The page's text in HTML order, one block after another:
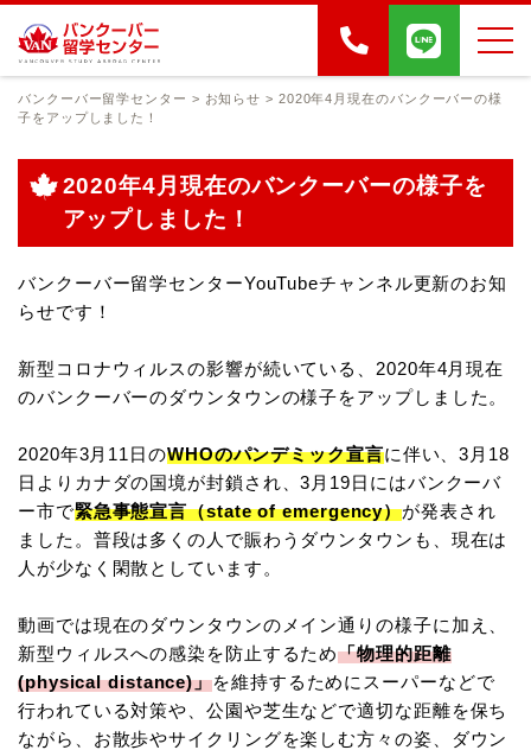
バンクーバー留学センター > お知らせ > 2020年4月現在のバンクーバーの様
子をアップしました！
2020年4月現在のバンクーバーの様子を
アップしました！
バンクーバー留学センターYouTubeチャンネル更新のお知
らせです！
新型コロナウィルスの影響が続いている、2020年4月現在
のバンクーバーのダウンタウンの様子をアップしました。
2020年3月11日のWHOのパンデミック宣言に伴い、3月18
日よりカナダの国境が封鎖され、3月19日にはバンクーバ
ー市で緊急事態宣言（state of emergency）が発表され
ました。普段は多くの人で賑わうダウンタウンも、現在は
人が少なく閑散としています。
動画では現在のダウンタウンのメイン通りの様子に加え、
新型ウィルスへの感染を防止するため「物理的距離
(physical distance)」を維持するためにスーパーなどで
行われている対策や、公園や芝生などで適切な距離を保ち
ながら、お散歩やサイクリングを楽しむ方々の姿、ダウン